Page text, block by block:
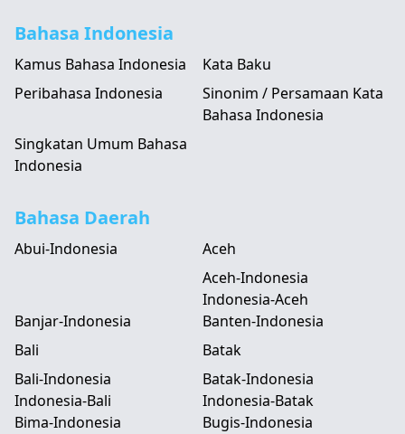
Bahasa Indonesia
Kamus Bahasa Indonesia
Kata Baku
Peribahasa Indonesia
Sinonim / Persamaan Kata
Bahasa Indonesia
Singkatan Umum Bahasa
Indonesia
Bahasa Daerah
Abui-Indonesia
Aceh
Aceh-Indonesia
Indonesia-Aceh
Banjar-Indonesia
Banten-Indonesia
Bali
Bali-Indonesia
Indonesia-Bali
Batak
Batak-Indonesia
Indonesia-Batak
Bima-Indonesia
Bugis-Indonesia